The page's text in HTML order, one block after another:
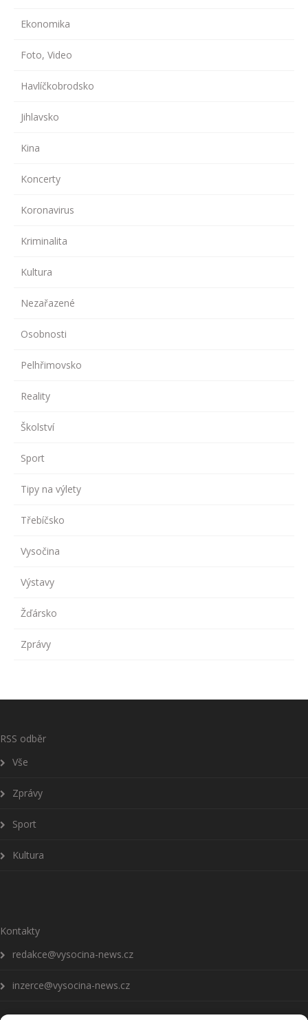
Ekonomika
Foto, Video
Havlíčkobrodsko
Jihlavsko
Kina
Koncerty
Koronavirus
Kriminalita
Kultura
Nezařazené
Osobnosti
Pelhřimovsko
Reality
Školství
Sport
Tipy na výlety
Třebíčsko
Vysočina
Výstavy
Žďársko
Zprávy
RSS odběr
Vše
Zprávy
Sport
Kultura
Kontakty
redakce@vysocina-news.cz
inzerce@vysocina-news.cz